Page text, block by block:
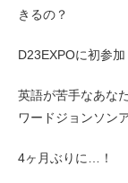
きるの？
D23EXPOに初参
英語が苦手なあな
ワードジョンソン
4ヶ月ぶりに…！